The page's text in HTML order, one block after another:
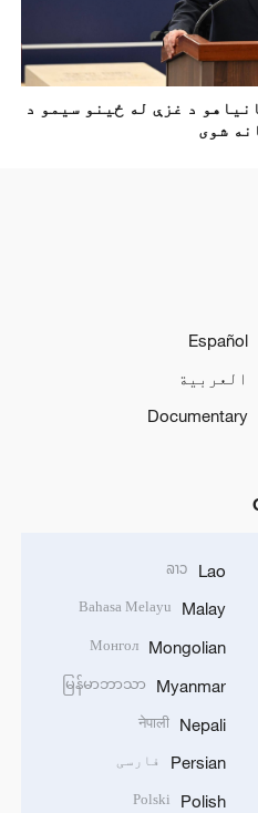
د غزې له ځينو سيمو د
شوی
Español
العربية
Documentary
Lao
ລາວ
Malay
Bahasa Melayu
Mongolian
Монгол
Myanmar
မြန်မာဘာသာ
Nepali
नेपाली
Persian فارسی
Polish
Polski